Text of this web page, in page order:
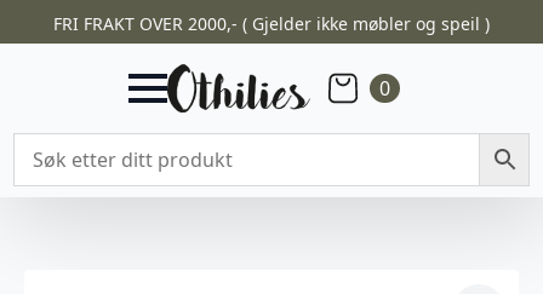
FRI FRAKT OVER 2000,- ( Gjelder ikke møbler og speil )
0